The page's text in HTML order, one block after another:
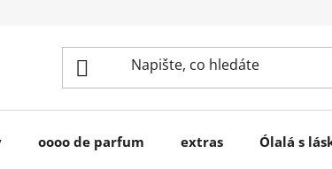
oooo de parfum extras Ólalá s